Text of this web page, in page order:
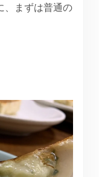
、まずは普通の